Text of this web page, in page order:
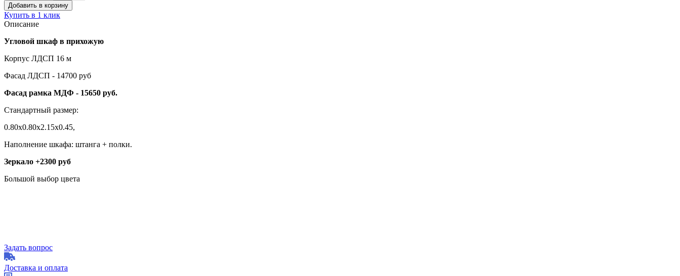
Купить в 1 клик
Описание
Угловой шкаф в прихожую
Корпус ЛДСП 16 м
Фасад ЛДСП - 14700 руб
Фасад рамка МДФ - 15650 руб.
Стандартный размер:
0.80х0.80х2.15х0.45,
Наполнение шкафа: штанга + полки.
Зеркало +2300 руб
Большой выбор цвета
Задать вопрос
Доставка и оплата